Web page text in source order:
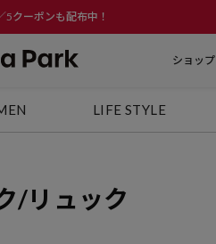
クーポンも配布中！
ショップ
LIFE STYLE
/リュック